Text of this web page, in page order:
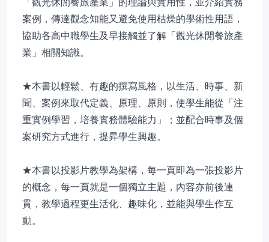
案例，傳達觀念知能又避免使用枯燥的學術性用語，
協助各高中職學生及早接觸並了解「觀光休閒餐旅產
業」相關知識。
★本書以輕鬆、有趣的撰寫風格，以生活、時事、新
聞、案例來取代定義、原理、原則，使學生能從「注
重實例學習，培養實務體驗能力」；並配合時事及個
案研究方式進行，提昇學生興趣。
★本書以投影片教學為架構，每一頁即為一張投影片
的概念，每一頁就是一個獨立主題，內容亦前後連
貫，教學過程更生活化、趣味化，並能與學生作互
動。